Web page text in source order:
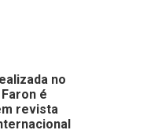
no
é
revista